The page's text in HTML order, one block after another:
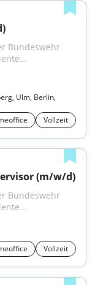
Bundeswehr
Ulm, Berlin,
Vollzeit
(m/w/d)
Bundeswehr
Vollzeit